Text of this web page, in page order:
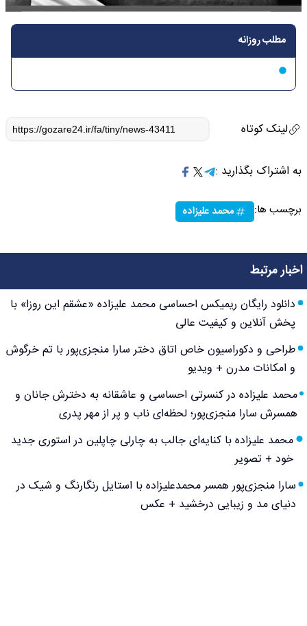
مطلب روزانه
لینک کوتاه
به اشتراک بگذارید :
برچسب ها: محمد علیزاده
اخبار مرتبط
دانلود رایگان ریمیکس احساسی محمد علیزاده «عشقم این روزا» با
پخش آنلاین و کیفیت عالی
طراحی و دکوراسیون خاص اتاق دختر سارا منجزی‌پور با تم خرگوش
و امکانات مدرن + ویدیو
محمد علیزاده در کنسرتی احساسی و عاشقانه به دخترش جانان و
همسرش سارا منجزی‌پور؛ لحظه‌ای ناب و پر از مهر پدری
محمد علیزاده با کنایه‌ای جالب به چارلی چاپلین در استوری جدید
خود + تصویر
سارا منجزی‌پور همسر محمدعلیزاده با استایل رنگارنگ و شیک در
دنیای مد و زیبایی درخشید + عکس